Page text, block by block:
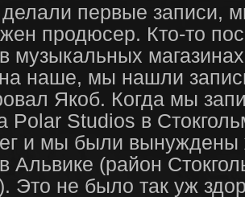
первые записи,
продюсер. Кто-то
музыкальных
наше, мы нашли
Якоб. Когда мы
Polar Studios в
и мы были вынуждены
Альвике (район
Это не было так уж